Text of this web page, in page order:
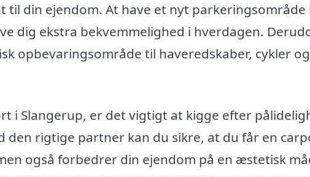
din ejendom. At have et nyt parkeringsområde
dig ekstra bekvemmelighed i hverdagen.
opbevaringsområde til haveredskaber, cykler og
i Slangerup, er det vigtigt at kigge efter
den rigtige partner kan du sikre, at du får en
også forbedrer din ejendom på en æstetisk